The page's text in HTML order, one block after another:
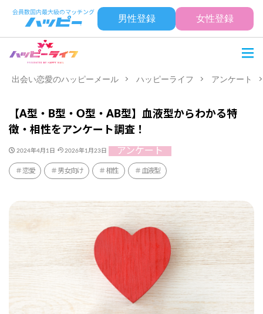
男性登録 女性登録
出会い恋愛のハッピーメール ハッピーライフ アンケート
【A型・B型・O型・AB型】血液型からわかる特
徴・相性をアンケート調査！
2024年4月1日 2026年1月23日 アンケート
恋愛 男女向け 相性 血液型